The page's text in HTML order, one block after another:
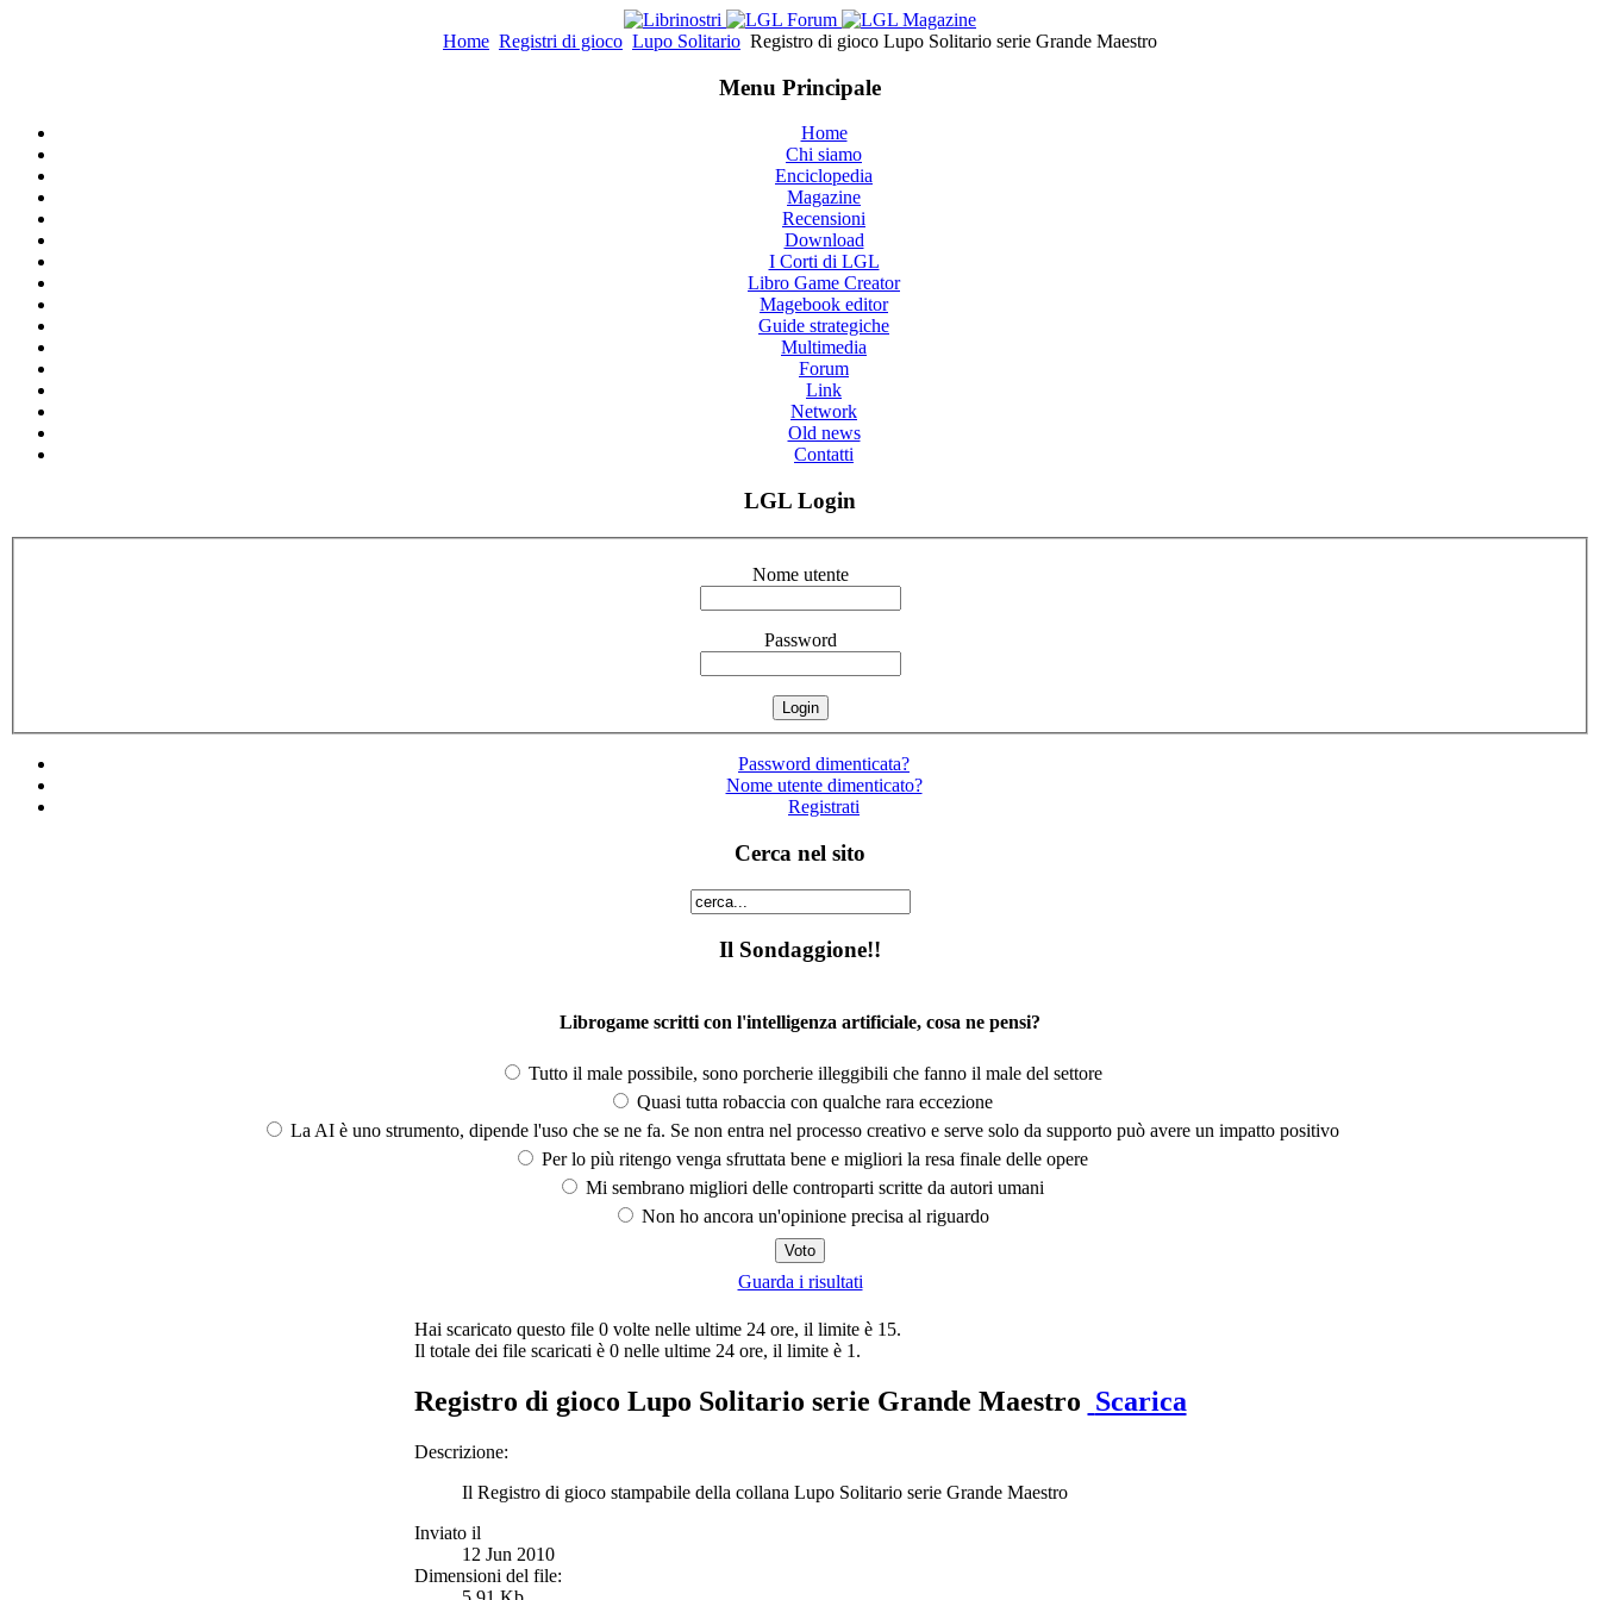
Home Registri di gioco Lupo Solitario Registro di gioco Lupo Solitario serie Grande Maestro
Menu Principale
Home
Chi siamo
Enciclopedia
Magazine
Recensioni
Download
I Corti di LGL
Libro Game Creator
Magebook editor
Guide strategiche
Multimedia
Forum
Link
Network
Old news
Contatti
LGL Login
Nome utente
Password
Password dimenticata?
Nome utente dimenticato?
Registrati
Cerca nel sito
Il Sondaggione!!
Librogame scritti con l'intelligenza artificiale, cosa ne pensi?
Tutto il male possibile, sono porcherie illeggibili che fanno il male del settore
Quasi tutta robaccia con qualche rara eccezione
La AI è uno strumento, dipende l'uso che se ne fa. Se non entra nel processo creativo e serve solo da supporto può avere un impatto positivo
Per lo più ritengo venga sfruttata bene e migliori la resa finale delle opere
Mi sembrano migliori delle controparti scritte da autori umani
Non ho ancora un'opinione precisa al riguardo
Guarda i risultati
Hai scaricato questo file 0 volte nelle ultime 24 ore, il limite è 15.
Il totale dei file scaricati è 0 nelle ultime 24 ore, il limite è 1.
Registro di gioco Lupo Solitario serie Grande Maestro Scarica
Descrizione:
Il Registro di gioco stampabile della collana Lupo Solitario serie Grande Maestro
Inviato il
12 Jun 2010
Dimensioni del file: